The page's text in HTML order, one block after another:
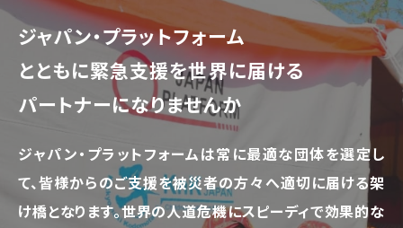
ジャパン・プラットフォーム
とともに緊急支援を世界に届ける
パートナーになりませんか
ジャパン・プラットフォームは常に最適な団体を選定し
て、皆様からのご支援を被災者の方々へ適切に届ける架
け橋となります。世界の人道危機にスピーディで効果的な